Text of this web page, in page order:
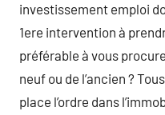
investissement emploi
1ere intervention à
préférable à vous
neuf ou de l’ancien ?
place l’ordre dans